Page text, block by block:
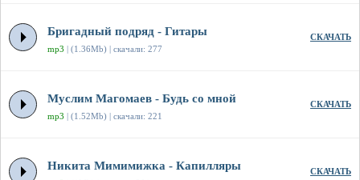
Бригадный подряд - Гитары
mp3 | (1.36Mb) | скачали: 277
СКАЧАТЬ
Муслим Магомаев - Будь со мной
mp3 | (1.52Mb) | скачали: 221
СКАЧАТЬ
Никита Мимимижка - Капилляры СКАЧАТЬ